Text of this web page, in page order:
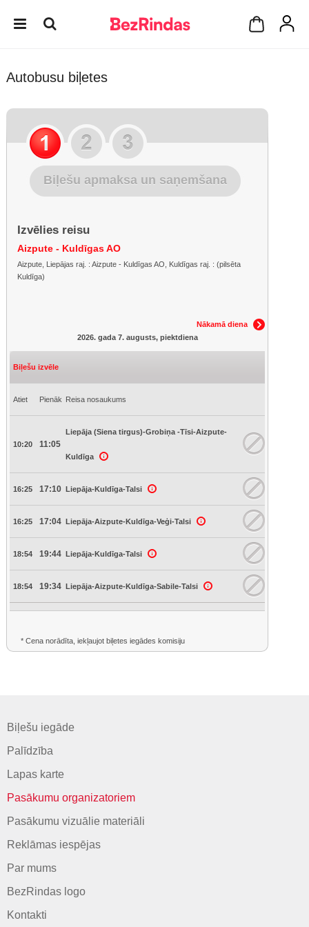
Autobusu biļetes
Biļešu apmaksa un saņemšana
Izvēlies reisu
Aizpute - Kuldīgas AO
Aizpute, Liepājas raj. : Aizpute - Kuldīgas AO, Kuldīgas raj. : (pilsēta
Kuldīga)
Nākamā diena
2026. gada 7. augusts, piektdiena
Biļešu izvēle
Atiet Pienāk Reisa nosaukums
10:20 11:05
Liepāja (Siena tirgus)-Grobiņa -Tīsi-Aizpute-
Kuldīga
16:25 17:10 Liepāja-Kuldīga-Talsi
16:25 17:04 Liepāja-Aizpute-Kuldīga-Veģi-Talsi
18:54 19:44 Liepāja-Kuldīga-Talsi
18:54 19:34 Liepāja-Aizpute-Kuldīga-Sabile-Talsi
* Cena norādīta, iekļaujot biļetes iegādes komisiju
Biļešu iegāde
Palīdzība
Lapas karte
Pasākumu organizatoriem
Pasākumu vizuālie materiāli
Reklāmas iespējas
Par mums
BezRindas logo
Kontakti